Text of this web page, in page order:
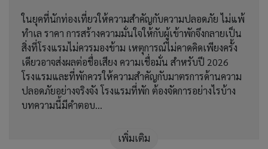
ในยุคที่นักท่องเที่ยวให้ความสำคัญกับความปลอดภัย ไม่แพ้
ทำเล ราคา การสร้างความมั่นใจให้กับผู้เข้าพักจึงกลายเป็น
สิ่งที่โรงแรมไม่ควรมองข้าม เหตุการณ์ไม่คาดคิดเพียงครั้ง
เดียวอาจส่งผลต่อชื่อเสียง ความเชื่อมั่น สำหรับปี 2026
โรงแรมและที่พักควรให้ความสำคัญกับมาตรการด้านความ
ปลอดภัยอย่างจริงจัง โรงแรมที่พัก ต้องจัดการอย่างไรบ้าง
บทความนี้มีคำตอบ...
เพิ่มเติม